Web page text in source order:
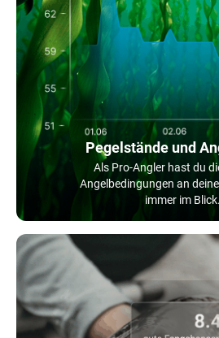
Pegelstände und
Als Pro-Angler hast du
Angelbedingungen an
immer im Blick.